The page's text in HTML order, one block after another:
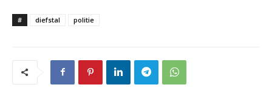
# diefstal politie